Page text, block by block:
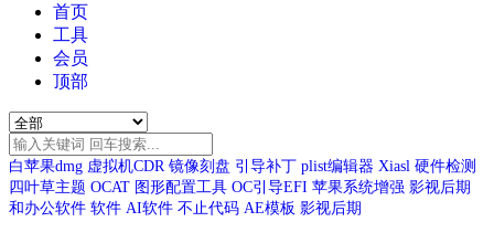
首页
工具
会员
顶部
白苹果dmg 虚拟机CDR 镜像刻盘 引导补丁 plist编辑器 Xiasl 硬件检测
四叶草主题 OCAT 图形配置工具 OC引导EFI 苹果系统增强 影视后期
和办公软件 软件 AI软件 不止代码 AE模板 影视后期